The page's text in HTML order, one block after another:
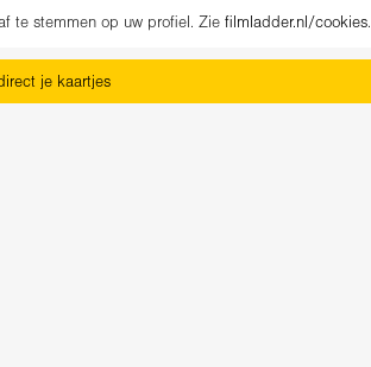
te stemmen op uw profiel. Zie filmladder.nl/cookies.
je kaartjes